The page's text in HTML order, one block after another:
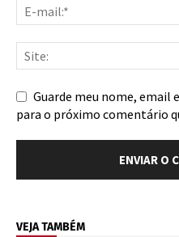
Guarde meu nome, email
para o próximo comentário
VEJA TAMBÉM